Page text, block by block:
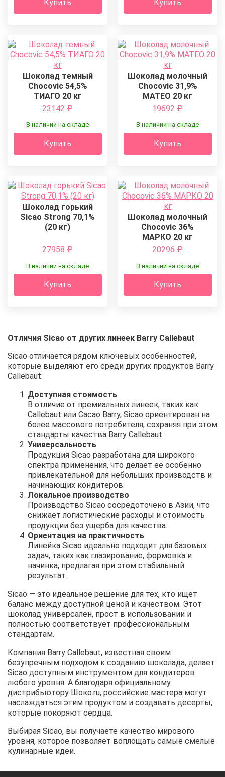
Купить Купить
Шоколад темный
Chocovic 54,5%
ТИАГО 20 кг
23142 ₽
В наличии на складе
Купить
Шоколад молочный
Chocovic 31,9%
МАТЕО 20 кг
19692 ₽
В наличии на складе
Купить
Шоколад горький
Sicao Strong 70,1%
(20 кг)
27958 ₽
В наличии на складе
Купить
Шоколад молочный
Chocovic 36%
МАРКО 20 кг
20296 ₽
В наличии на складе
Купить
Отличия Sicao от других линеек Barry Callebaut
Sicao отличается рядом ключевых особенностей,
которые выделяют его среди других продуктов Barry
Callebaut:
Доступная стоимость
В отличие от премиальных линеек, таких как
Callebaut или Cacao Barry, Sicao ориентирован на
более массового потребителя, сохраняя при этом
стандарты качества Barry Callebaut.
Универсальность
Продукция Sicao разработана для широкого
спектра применения, что делает её особенно
привлекательной для небольших производств и
начинающих кондитеров.
Локальное производство
Производство Sicao сосредоточено в Азии, что
снижает логистические расходы и стоимость
продукции без ущерба для качества.
Ориентация на практичность
Линейка Sicao идеально подходит для базовых
задач, таких как глазирование, формовка и
начинка, предлагая при этом стабильный
результат.
Sicao — это идеальное решение для тех, кто ищет
баланс между доступной ценой и качеством. Этот
шоколад универсален, прост в использовании и
полностью соответствует профессиональным
стандартам.
Компания Barry Callebaut, известная своим
безупречным подходом к созданию шоколада, делает
Sicao доступным инструментом для кондитеров
любого уровня. А благодаря официальному
дистрибьютору Шоко.ru, российские мастера могут
наслаждаться этим продуктом и создавать десерты,
которые покоряют сердца.
Выбирая Sicao, вы получаете качество мирового
уровня, которое позволяет воплощать самые смелые
кулинарные идеи.